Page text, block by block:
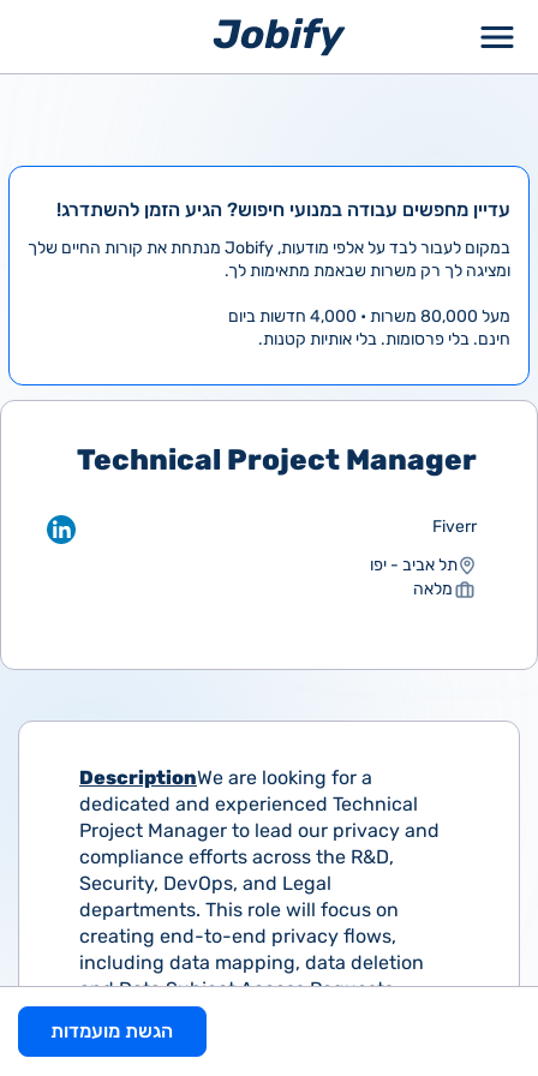
עדיין מחפשים עבודה במנועי חיפוש? הגיע הזמן להשתדרג!
במקום לעבור לבד על אלפי מודעות, Jobify מנתחת את קורות החיים שלך
ומציגה לך רק משרות שבאמת מתאימות לך.
מעל 80,000 משרות • 4,000 חדשות ביום
חינם. בלי פרסומות. בלי אותיות קטנות.
Technical Project Manager
Fiverr
תל אביב - יפו
מלאה
DescriptionWe are looking for a
dedicated and experienced Technical
Project Manager to lead our privacy and
compliance efforts across the R&D,
Security, DevOps, and Legal
departments. This role will focus on
creating end-to-end privacy flows,
including data mapping, data deletion
and Data Subject Access Requests
(DSAR) cycle across all data sources, as
well as evaluating potential solutions and
הגשת מועמדות